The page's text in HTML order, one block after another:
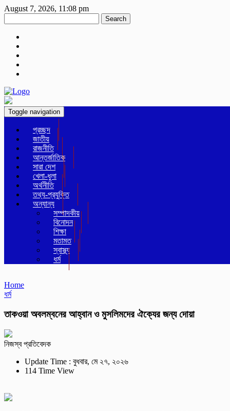
August 7, 2026, 11:08 pm
Search
Toggle navigation
প্রচ্ছদ
জাতীয়
রাজনীতি
আন্তর্জাতিক
সারা দেশ
খেলা-ধুলা
অর্থনীতি
তথ্য-প্রযুক্তি
অন্যান্য
সম্পাদকীয়
বিনোদন
শিক্ষা
মতামত
স্বাস্থ্য
ধর্ম
Home
ধর্ম
তাকওয়া অবলম্বনের আহ্বান ও মুসলিমদের ঐক্যের জন্য দোয়া
নিজস্ব প্রতিবেদক
Update Time : বুধবার, মে ২৭, ২০২৬
114 Time View